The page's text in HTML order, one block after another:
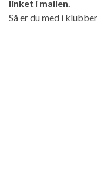
linket i mailen.
Så er du med i